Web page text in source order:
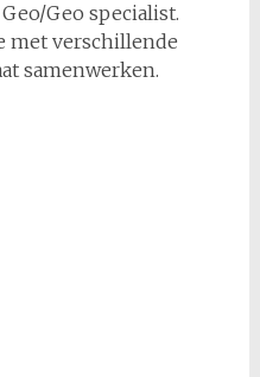
Geo specialist.
met verschillende
samenwerken.